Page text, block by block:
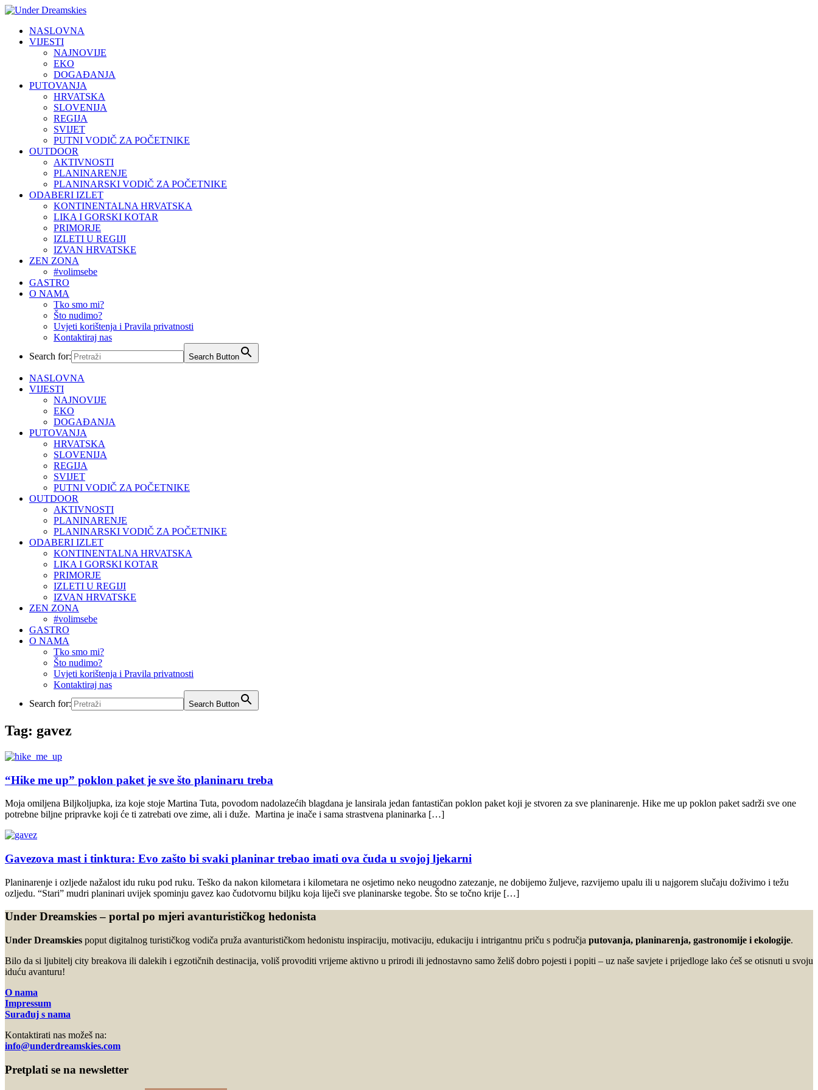
NASLOVNA
VIJESTI
NAJNOVIJE
EKO
DOGAĐANJA
PUTOVANJA
HRVATSKA
SLOVENIJA
REGIJA
SVIJET
PUTNI VODIČ ZA POČETNIKE
OUTDOOR
AKTIVNOSTI
PLANINARENJE
PLANINARSKI VODIČ ZA POČETNIKE
ODABERI IZLET
KONTINENTALNA HRVATSKA
LIKA I GORSKI KOTAR
PRIMORJE
IZLETI U REGIJI
IZVAN HRVATSKE
ZEN ZONA
#volimsebe
GASTRO
O NAMA
Tko smo mi?
Što nudimo?
Uvjeti korištenja i Pravila privatnosti
Kontaktiraj nas
Search for:
Search Button
NASLOVNA
VIJESTI
NAJNOVIJE
EKO
DOGAĐANJA
PUTOVANJA
HRVATSKA
SLOVENIJA
REGIJA
SVIJET
PUTNI VODIČ ZA POČETNIKE
OUTDOOR
AKTIVNOSTI
PLANINARENJE
PLANINARSKI VODIČ ZA POČETNIKE
ODABERI IZLET
KONTINENTALNA HRVATSKA
LIKA I GORSKI KOTAR
PRIMORJE
IZLETI U REGIJI
IZVAN HRVATSKE
ZEN ZONA
#volimsebe
GASTRO
O NAMA
Tko smo mi?
Što nudimo?
Uvjeti korištenja i Pravila privatnosti
Kontaktiraj nas
Search for:
Search Button
Tag: gavez
“Hike me up” poklon paket je sve što planinaru treba
Moja omiljena Biljkoljupka, iza koje stoje Martina Tuta, povodom nadolazećih blagdana je lansirala jedan fantastičan poklon paket koji je stvoren za sve planinarenje. Hike me up poklon paket sadrži sve one
potrebne biljne pripravke koji će ti zatrebati ove zime, ali i duže. Martina je inače i sama strastvena planinarka […]
Gavezova mast i tinktura: Evo zašto bi svaki planinar trebao imati ova čuda u svojoj ljekarni
Planinarenje i ozljede nažalost idu ruku pod ruku. Teško da nakon kilometara i kilometara ne osjetimo neko neugodno zatezanje, ne dobijemo žuljeve, razvijemo upalu ili u najgorem slučaju doživimo i težu
ozljedu. “Stari” mudri planinari uvijek spominju gavez kao čudotvornu biljku koja liječi sve planinarske tegobe. Što se točno krije […]
Under Dreamskies – portal po mjeri avanturističkog hedonista
Under Dreamskies poput digitalnog turističkog vodiča pruža avanturističkom hedonistu inspiraciju, motivaciju, edukaciju i intrigantnu priču s područja putovanja, planinarenja, gastronomije i ekologije.
Bilo da si ljubitelj city breakova ili dalekih i egzotičnih destinacija, voliš provoditi vrijeme aktivno u prirodi ili jednostavno samo želiš dobro pojesti i popiti – uz naše savjete i prijedloge lako ćeš se otisnuti u svoju
iduću avanturu!
O nama
Impressum
Surađuj s nama
Kontaktirati nas možeš na:
info@underdreamskies.com
Pretplati se na newsletter